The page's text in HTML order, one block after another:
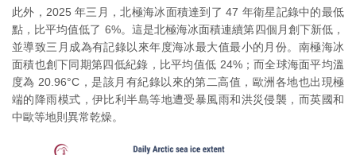
此外，2025 年三月，北極海冰面積達到了 47 年衛星記錄中的最低
點，比平均值低了 6%。這是北極海冰面積連續第四個月創下新低，
並導致三月成為有記錄以來年度海冰最大值最小的月份。南極海冰
面積也創下同期第四低紀錄，比平均值低 24%；而全球海面平均溫
度為 20.96°C，是該月有紀錄以來的第二高值，歐洲各地也出現極
端的降雨模式，伊比利半島等地遭受暴風雨和洪災侵襲，而英國和
中歐等地則異常乾燥。